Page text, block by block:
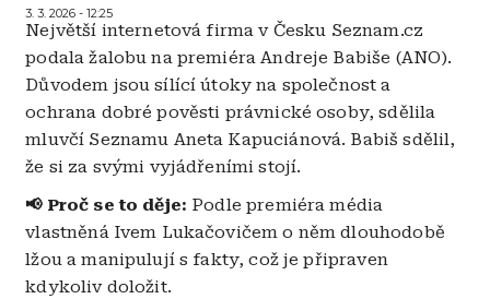
3. 3. 2026 - 12:25
Největší internetová firma v Česku Seznam.cz
podala žalobu na premiéra Andreje Babiše (ANO).
Důvodem jsou sílící útoky na společnost a
ochrana dobré pověsti právnické osoby, sdělila
mluvčí Seznamu Aneta Kapuciánová. Babiš sdělil,
že si za svými vyjádřeními stojí.
📢 Proč se to děje: Podle premiéra média
vlastněná Ivem Lukačovičem o něm dlouhodobě
lžou a manipulují s fakty, což je připraven
kdykoliv doložit.